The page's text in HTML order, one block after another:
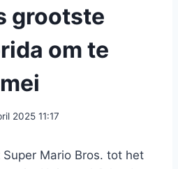
grootste
om te
2025 11:17
Mario Bros. tot het